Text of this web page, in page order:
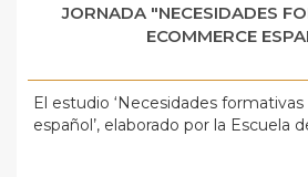
JORNADA "NECESIDADES
ECOMMERCE
El estudio ‘Necesidades
español’, elaborado por la Escuela